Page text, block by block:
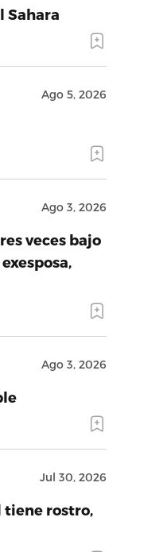
Sahara
Ago 5, 2026
Ago 3, 2026
veces bajo
Ago 3, 2026
Jul 30, 2026
tiene rostro,